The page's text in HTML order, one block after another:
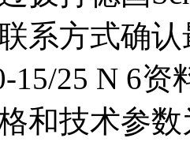
6资料信息
据。北京
况下随时